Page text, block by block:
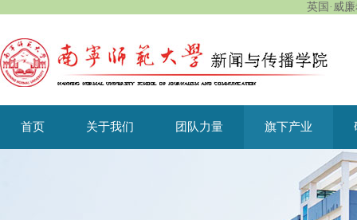
英国·威
首页 关于我们 团队力量 旗下产业